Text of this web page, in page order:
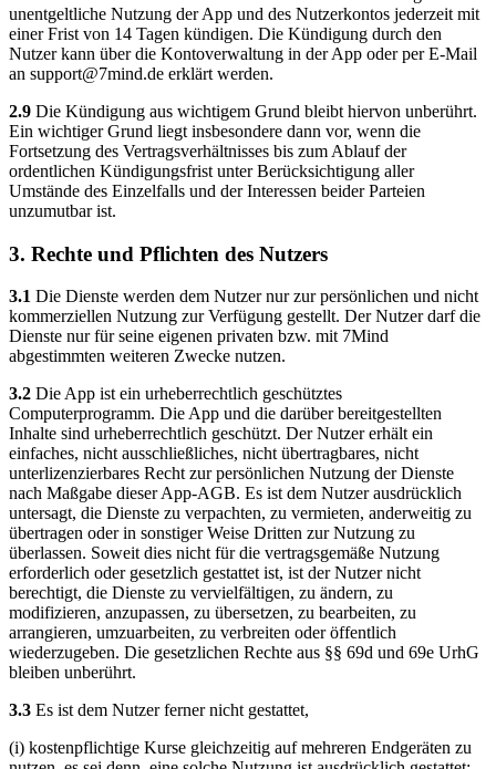
unentgeltliche Nutzung der App und des Nutzerkontos jederzeit mit
einer Frist von 14 Tagen kündigen. Die Kündigung durch den
Nutzer kann über die Kontoverwaltung in der App oder per E-Mail
an support@7mind.de erklärt werden.
2.9 Die Kündigung aus wichtigem Grund bleibt hiervon unberührt.
Ein wichtiger Grund liegt insbesondere dann vor, wenn die
Fortsetzung des Vertragsverhältnisses bis zum Ablauf der
ordentlichen Kündigungsfrist unter Berücksichtigung aller
Umstände des Einzelfalls und der Interessen beider Parteien
unzumutbar ist.
3. Rechte und Pflichten des Nutzers
3.1 Die Dienste werden dem Nutzer nur zur persönlichen und nicht
kommerziellen Nutzung zur Verfügung gestellt. Der Nutzer darf die
Dienste nur für seine eigenen privaten bzw. mit 7Mind
abgestimmten weiteren Zwecke nutzen.
3.2 Die App ist ein urheberrechtlich geschütztes
Computerprogramm. Die App und die darüber bereitgestellten
Inhalte sind urheberrechtlich geschützt. Der Nutzer erhält ein
einfaches, nicht ausschließliches, nicht übertragbares, nicht
unterlizenzierbares Recht zur persönlichen Nutzung der Dienste
nach Maßgabe dieser App-AGB. Es ist dem Nutzer ausdrücklich
untersagt, die Dienste zu verpachten, zu vermieten, anderweitig zu
übertragen oder in sonstiger Weise Dritten zur Nutzung zu
überlassen. Soweit dies nicht für die vertragsgemäße Nutzung
erforderlich oder gesetzlich gestattet ist, ist der Nutzer nicht
berechtigt, die Dienste zu vervielfältigen, zu ändern, zu
modifizieren, anzupassen, zu übersetzen, zu bearbeiten, zu
arrangieren, umzuarbeiten, zu verbreiten oder öffentlich
wiederzugeben. Die gesetzlichen Rechte aus §§ 69d und 69e UrhG
bleiben unberührt.
3.3 Es ist dem Nutzer ferner nicht gestattet,
(i) kostenpflichtige Kurse gleichzeitig auf mehreren Endgeräten zu